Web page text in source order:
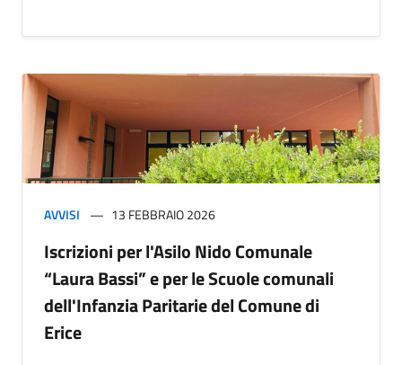
AVVISI 13 FEBBRAIO 2026
Iscrizioni per l'Asilo Nido Comunale
“Laura Bassi” e per le Scuole comunali
dell'Infanzia Paritarie del Comune di
Erice